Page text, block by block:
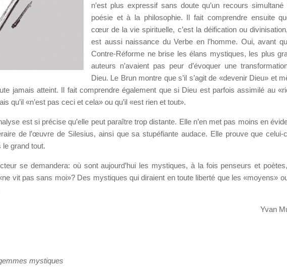
n’est plus expressif sans doute qu’un recours
poésie et à la philosophie. Il fait comprendre ensuite
cœur de la vie spirituelle, c’est la déification ou
est aussi naissance du Verbe en l’homme. Oui, avant
Contre-Réforme ne brise les élans mystiques, les plus
auteurs n’avaient pas peur d’évoquer une
Dieu. Le Brun montre que s’il s’agit de «devenir Dieu» et
jamais atteint. Il fait comprendre également que si Dieu est parfois assimilé au
qu’il «n’est pas ceci et cela» ou qu’il «est rien et tout».
est si précise qu’elle peut paraître trop distante. Elle n’en met pas moins en
de l’œuvre de Silesius, ainsi que sa stupéfiante audace. Elle prouve que celui-
grand tout.
se demandera: où sont aujourd’hui les mystiques, à la fois penseurs et
vit pas sans moi»? Des mystiques qui diraient en toute liberté que les «moyens»
Yvan
mystiques